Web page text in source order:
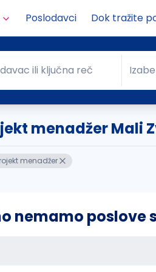
Poslodavci Dok tražite
ili ključna reč
ili ključna reč Grad
menadžer Mali
menadžer
nemamo poslove